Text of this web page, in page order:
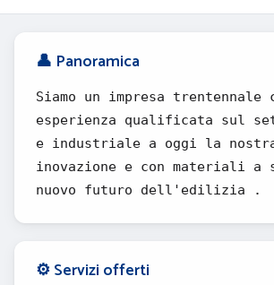
👤 Panoramica
Siamo un impresa trentennale
esperienza qualificata sul
e industriale a oggi la
inovazione e con materiali a
nuovo futuro dell'edilizia .
⚙️ Servizi offerti